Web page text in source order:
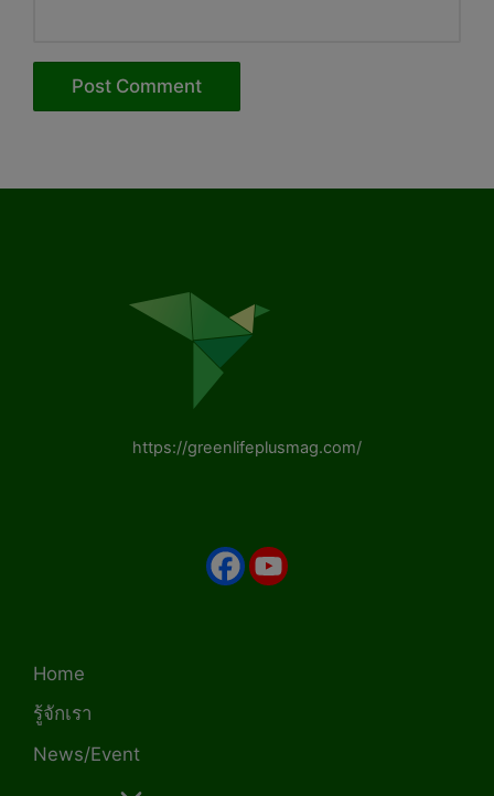
https://greenlifeplusmag.com/
Home
รู้จักเรา
News/Event